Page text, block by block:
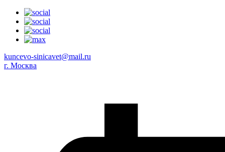
kuncevo-sinicavet@mail.ru
г. Москва